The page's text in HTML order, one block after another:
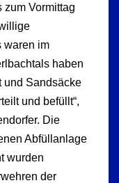
Vormittag
waren im
haben
und Sandsäcke
und befüllt“,
Die
Abfüllanlage
wurden
der